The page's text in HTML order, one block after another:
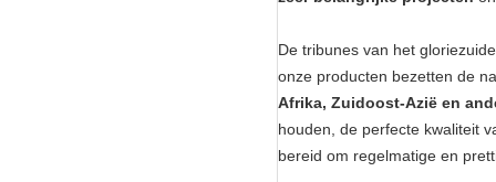
De tribunes van het
onze producten bezetten de
Afrika, Zuidoost-Azië en
houden, de perfecte kwaliteit
bereid om regelmatige en